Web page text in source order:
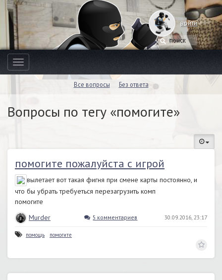
войти
Toggle
navigation
Все вопросы Без ответа
Вопросы по тегу «помогите»
помогите пожалуйста с игрой
вылетает вот такая фигня при смене карты постоянно, и
что бы убрать требуеться перезагрузить комп
помогите
Murder
5 комментариев 30.09.2016, 23:17
помощь помогите